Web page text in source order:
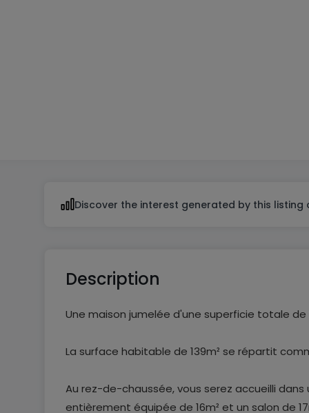
Discover the interest generated by this
Description
Une maison jumelée d'une superficie totale
La surface habitable de 139m² se répartit
Au rez-de-chaussée, vous serez accueilli
entièrement équipée de 16m² et un salon de